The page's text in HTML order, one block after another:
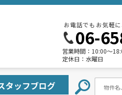
お電話でもお気軽
06-
営業時間： 10:00～
定休日： 水曜日
タッフブログ